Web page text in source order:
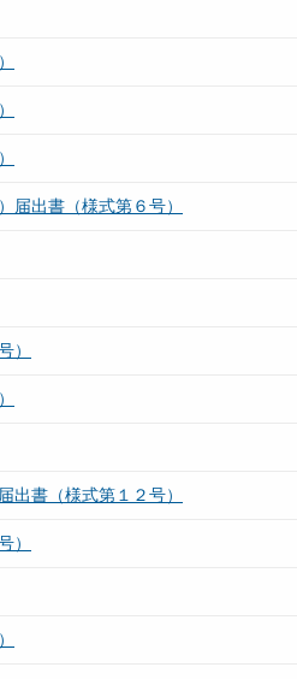
届出書（様式第６号）
）
出書（様式第１２号）
）